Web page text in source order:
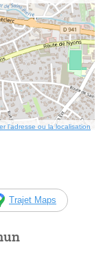
l’adresse ou la localisation
Trajet Maps